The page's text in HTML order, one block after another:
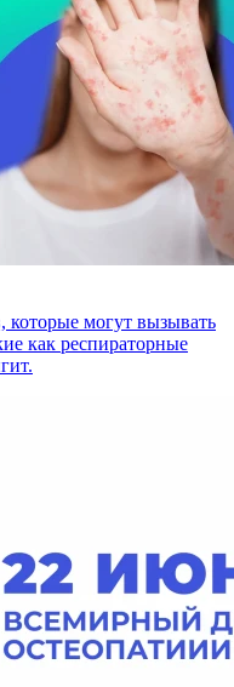
которые могут вызывать
как респираторные